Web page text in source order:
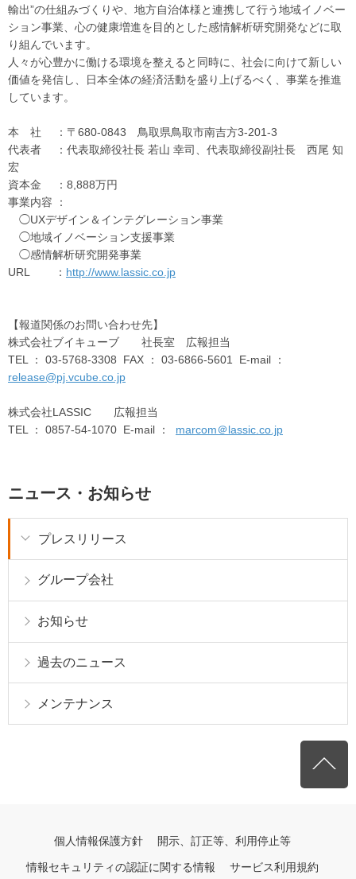
輸出”の仕組みづくりや、地方自治体様と連携して行う地域イノベー
ション事業、心の健康増進を目的とした感情解析研究開発などに取
り組んでいます。
人々が心豊かに働ける環境を整えると同時に、社会に向けて新しい
価値を発信し、日本全体の経済活動を盛り上げるべく、事業を推進
しています。
本 社 ：〒680-0843 鳥取県鳥取市南吉方3-201-3
代表者 ：代表取締役社長 若山 幸司、代表取締役副社長 西尾 知
宏
資本金 ：8,888万円
事業内容 ：
◯UXデザイン＆インテグレーション事業
◯地域イノベーション支援事業
◯感情解析研究開発事業
URL ： http://www.lassic.co.jp
【報道関係のお問い合わせ先】
株式会社ブイキューブ 社長室 広報担当
TEL ： 03-5768-3308 FAX ： 03-6866-5601 E-mail ：
release@pj.vcube.co.jp
株式会社LASSIC 広報担当
TEL ： 0857-54-1070 E-mail ： marcom＠lassic.co.jp
ニュース・お知らせ
プレスリリース
グループ会社
お知らせ
過去のニュース
メンテナンス
個人情報保護方針 開示、訂正等、利用停止等
情報セキュリティの認証に関する情報 サービス利用規約